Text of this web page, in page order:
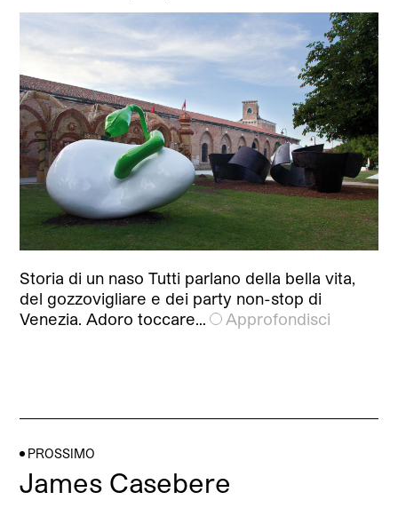
Storia di un naso Tutti parlano della bella vita,
del gozzovigliare e dei party non-stop di
Venezia. Adoro toccare…
Approfondisci
PROSSIMO
James Casebere